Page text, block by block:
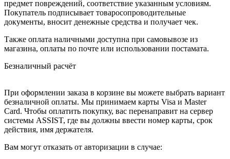
предмет повреждений, соответствие указанным условиям.
Покупатель подписывает товаросопроводительные
документы, вносит денежные средства и получает чек.
Также оплата наличными доступна при самовывозе из
магазина, оплаты по почте или использовании постамата.
Безналичный расчёт
При оформлении заказа в корзине вы можете выбрать вариант
безналичной оплаты. Мы принимаем карты Visa и Master
Card. Чтобы оплатить покупку, вас перенаправит на сервер
системы ASSIST, где вы должны ввести номер карты, срок
действия, имя держателя.
Вам могут отказать от авторизации в случае: